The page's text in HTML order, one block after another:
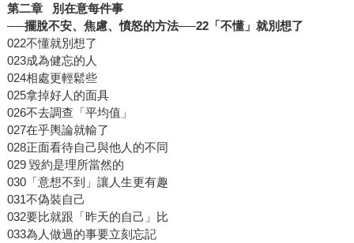
第二章 別在意每件事
──擺脫不安、焦慮、憤怒的方法──22「不懂」就別想了
022不懂就別想了
023成為健忘的人
024相處更輕鬆些
025拿掉好人的面具
026不去調查「平均值」
027在乎輿論就輸了
028正面看待自己與他人的不同
029 毀約是理所當然的
030「意想不到」讓人生更有趣
031不偽裝自己
032要比就跟「昨天的自己」比
033為人做過的事要立刻忘記